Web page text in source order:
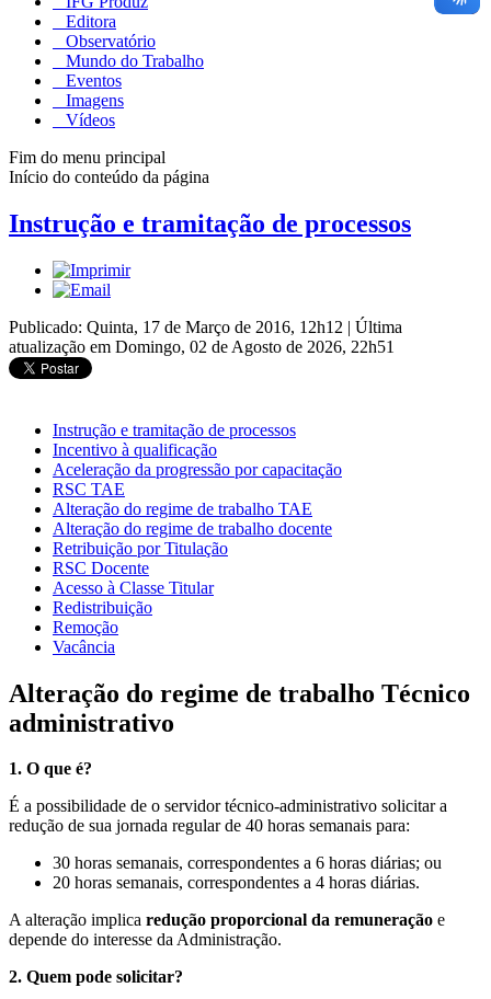
Editora
Observatório
Mundo do Trabalho
Eventos
Imagens
Vídeos
Fim do menu principal
Início do conteúdo da página
Instrução e tramitação de processos
Publicado: Quinta, 17 de Março de 2016, 12h12 | Última
atualização em Domingo, 02 de Agosto de 2026, 22h51
Instrução e tramitação de processos
Incentivo à qualificação
Aceleração da progressão por capacitação
RSC TAE
Alteração do regime de trabalho TAE
Alteração do regime de trabalho docente
Retribuição por Titulação
RSC Docente
Acesso à Classe Titular
Redistribuição
Remoção
Vacância
Alteração do regime de trabalho Técnico
administrativo
1. O que é?
É a possibilidade de o servidor técnico-administrativo solicitar a
redução de sua jornada regular de 40 horas semanais para:
30 horas semanais, correspondentes a 6 horas diárias; ou
20 horas semanais, correspondentes a 4 horas diárias.
A alteração implica redução proporcional da remuneração e
depende do interesse da Administração.
2. Quem pode solicitar?